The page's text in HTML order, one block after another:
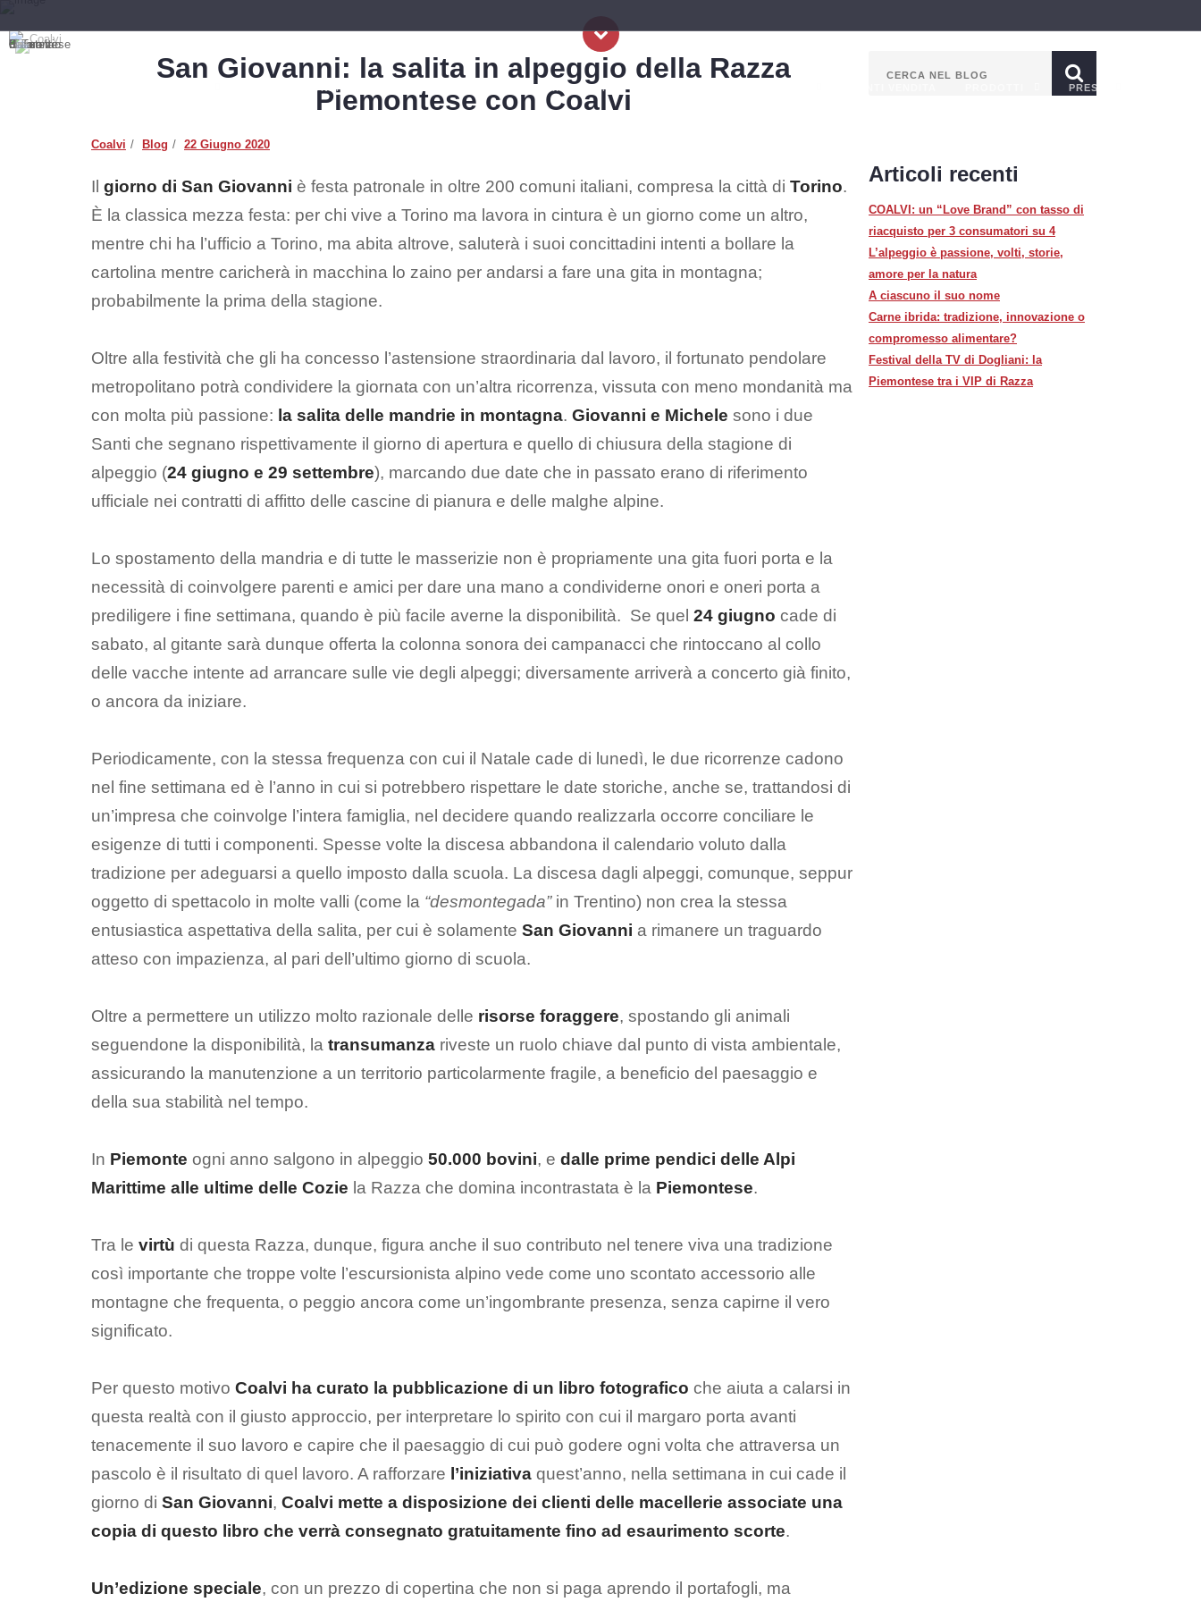
IGP VITELLONI PIEMONTESI DELLA COSCIA CERTIFICAZIONE PRESS
San Giovanni: la salita in alpeggio della Razza
Piemontese con Coalvi
Coalvi Blog 22 Giugno 2020
Il giorno di San Giovanni è festa patronale in oltre 200 comuni italiani, compresa la città di Torino.
È la classica mezza festa: per chi vive a Torino ma lavora in cintura è un giorno come un altro,
mentre chi ha l’ufficio a Torino, ma abita altrove, saluterà i suoi concittadini intenti a bollare la
cartolina mentre caricherà in macchina lo zaino per andarsi a fare una gita in montagna;
probabilmente la prima della stagione.
Oltre alla festività che gli ha concesso l’astensione straordinaria dal lavoro, il fortunato pendolare
metropolitano potrà condividere la giornata con un’altra ricorrenza, vissuta con meno mondanità ma
con molta più passione: la salita delle mandrie in montagna. Giovanni e Michele sono i due
Santi che segnano rispettivamente il giorno di apertura e quello di chiusura della stagione di
alpeggio (24 giugno e 29 settembre), marcando due date che in passato erano di riferimento
ufficiale nei contratti di affitto delle cascine di pianura e delle malghe alpine.
Lo spostamento della mandria e di tutte le masserizie non è propriamente una gita fuori porta e la
necessità di coinvolgere parenti e amici per dare una mano a condividerne onori e oneri porta a
prediligere i fine settimana, quando è più facile averne la disponibilità. Se quel 24 giugno cade di
sabato, al gitante sarà dunque offerta la colonna sonora dei campanacci che rintoccano al collo
delle vacche intente ad arrancare sulle vie degli alpeggi; diversamente arriverà a concerto già finito,
o ancora da iniziare.
Periodicamente, con la stessa frequenza con cui il Natale cade di lunedì, le due ricorrenze cadono
nel fine settimana ed è l’anno in cui si potrebbero rispettare le date storiche, anche se, trattandosi di
un’impresa che coinvolge l’intera famiglia, nel decidere quando realizzarla occorre conciliare le
esigenze di tutti i componenti. Spesse volte la discesa abbandona il calendario voluto dalla
tradizione per adeguarsi a quello imposto dalla scuola. La discesa dagli alpeggi, comunque, seppur
oggetto di spettacolo in molte valli (come la “desmontegada”in Trentino) non crea la stessa
entusiastica aspettativa della salita, per cui è solamente San Giovanni a rimanere un traguardo
atteso con impazienza, al pari dell’ultimo giorno di scuola.
Oltre a permettere un utilizzo molto razionale delle risorse foraggere, spostando gli animali
seguendone la disponibilità, la transumanza riveste un ruolo chiave dal punto di vista ambientale,
assicurando la manutenzione a un territorio particolarmente fragile, a beneficio del paesaggio e
della sua stabilità nel tempo.
In Piemonte ogni anno salgono in alpeggio 50.000 bovini, e dalle prime pendici delle Alpi
Marittime alle ultime delle Cozie la Razza che domina incontrastata è la Piemontese.
Tra le virtù di questa Razza, dunque, figura anche il suo contributo nel tenere viva una tradizione
così importante che troppe volte l’escursionista alpino vede come uno scontato accessorio alle
montagne che frequenta, o peggio ancora come un’ingombrante presenza, senza capirne il vero
significato.
Per questo motivo Coalvi ha curato la pubblicazione di un libro fotografico che aiuta a calarsi in
questa realtà con il giusto approccio, per interpretare lo spirito con cui il margaro porta avanti
tenacemente il suo lavoro e capire che il paesaggio di cui può godere ogni volta che attraversa un
pascolo è il risultato di quel lavoro. A rafforzare l’iniziativa quest’anno, nella settimana in cui cade il
giorno di San Giovanni, Coalvi mette a disposizione dei clienti delle macellerie associate una
copia di questo libro che verrà consegnato gratuitamente fino ad esaurimento scorte.
Un’edizione speciale, con un prezzo di copertina che non si paga aprendo il portafogli, ma
Articoli recenti
COALVI: un “Love Brand” con tasso di
riacquisto per 3 consumatori su 4
L’alpeggio è passione, volti, storie,
amore per la natura
A ciascuno il suo nome
Carne ibrida: tradizione, innovazione o
compromesso alimentare?
Festival della TV di Dogliani: la
Piemontese tra i VIP di Razza